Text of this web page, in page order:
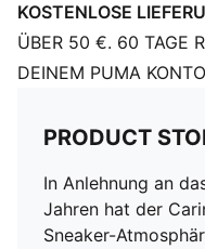
PUMA Cat Logo auf
PUMA Cat Logo auf
Futter: Synthetik;
KOSTENLOSE
ÜBER 50 €. 60 TAGE
DEINEM PUMA
PRODUCT
In Anlehnung an
Jahren hat der
Sneaker-